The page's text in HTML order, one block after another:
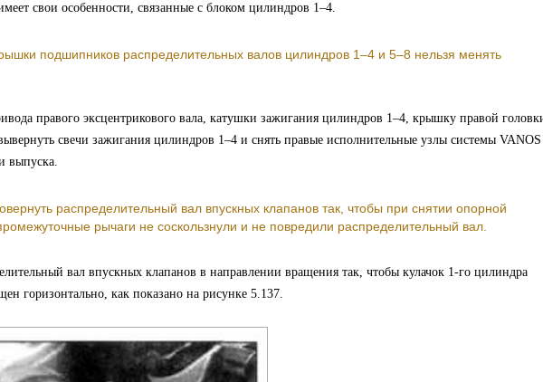
свои особенности, связанные с блоком цилиндров 1–4.
подшипников распределительных валов цилиндров 1–4 и 5–8 нельзя менять
правого эксцентрикового вала, катушки зажигания цилиндров 1–4, крышку правой
свечи зажигания цилиндров 1–4 и снять правые исполнительные узлы системы VANOS
выпуска.
распределительный вал впускных клапанов так, чтобы при снятии опорной
рычаги не соскользнули и не повредили распределительный вал.
вал впускных клапанов в направлении вращения так, чтобы кулачок 1-го цилиндра
горизонтально, как показано на рисунке 5.137.